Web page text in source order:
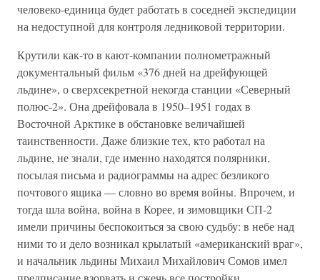
человеко-единица будет работать в соседней экспедиции
на недоступной для контроля ледниковой территории.
Крутили как-то в кают-компании полнометражный
документальный фильм «376 дней на дрейфующей
льдине», о сверхсекретной некогда станции «Северный
полюс-2». Она дрейфовала в 1950–1951 годах в
Восточной Арктике в обстановке величайшей
таинственности. Даже близкие тех, кто работал на
льдине, не знали, где именно находятся полярники,
посылая письма и радиограммы на адрес безликого
почтового ящика — словно во время войны. Впрочем, и
тогда шла война, война в Корее, и зимовщики СП-2
имели причины беспокоиться за свою судьбу: в небе над
ними то и дело возникал крылатый «американский враг»,
и начальник льдины Михаил Михайлович Сомов имел